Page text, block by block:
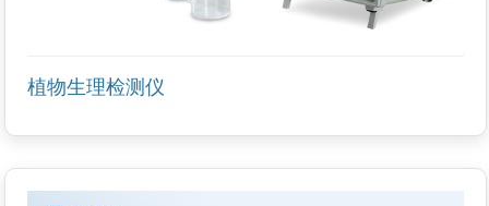
植物生理检测仪